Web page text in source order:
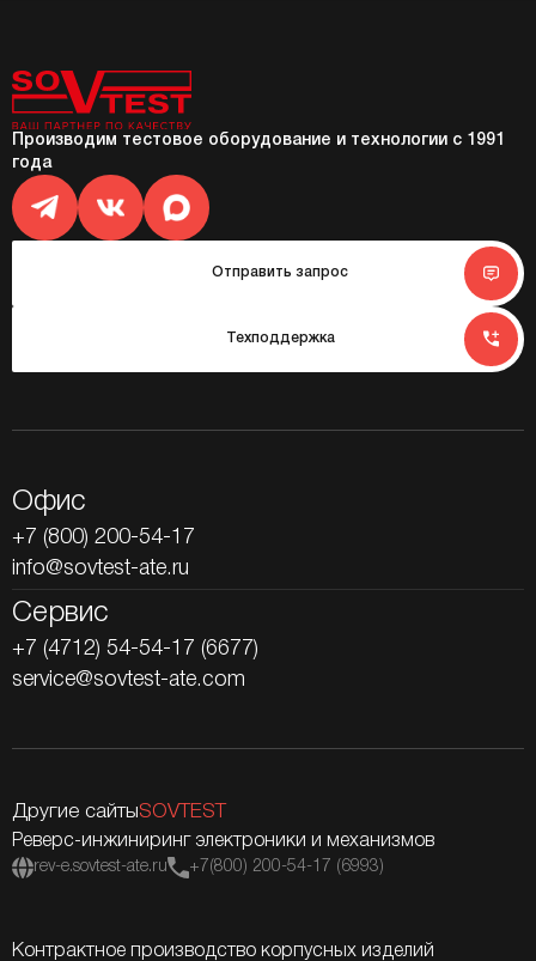
Производим тестовое оборудование и технологии с 1991
года
Отправить запрос
Техподдержка
Офис
+7 (800) 200-54-17
info@sovtest-ate.ru
Сервис
+7 (4712) 54-54-17 (6677)
service@sovtest-ate.com
Другие сайтыSOVTEST
Реверс-инжиниринг электроники и механизмов
rev-e.sovtest-ate.ru +7(800) 200-54-17 (6993)
Контрактное производство корпусных изделий